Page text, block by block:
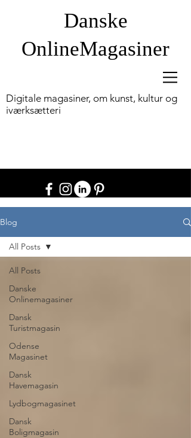
Danske
OnlineMagasiner
Digitale magasiner, om kunst, kultur og
iværksætteri
Blog
All Posts
Danske
Onlinemagasiner
Dansk
Turistmagasin
Odense
Magasinet
Dansk
Havemagasin
Lydbogmagasinet
Dansk
Boligmagasin
All Posts